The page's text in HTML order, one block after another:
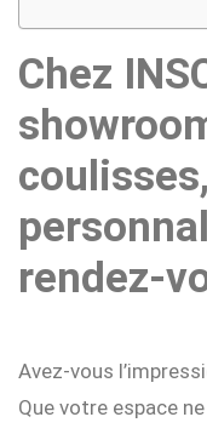
Chez
rendez-
Avez-vous
Que votre espace